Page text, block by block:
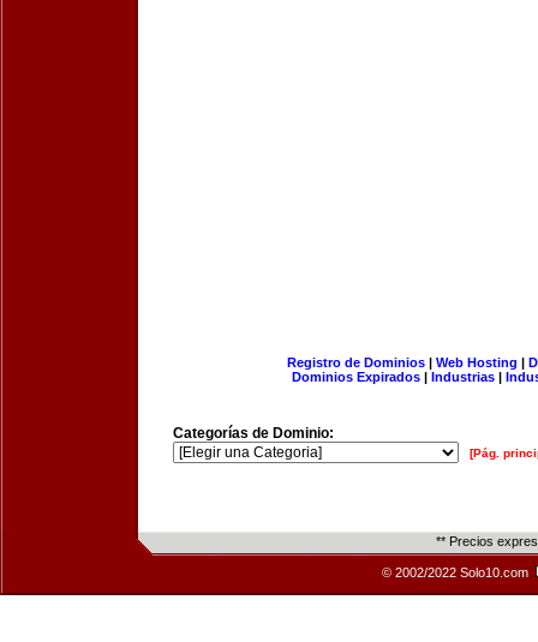
Registro de Dominios| Web Hosting |
Dominios Expirados | Industrias |
Categorías de Dominio:
[Pág.
** Precios
© 2002/2022 Solo10.com